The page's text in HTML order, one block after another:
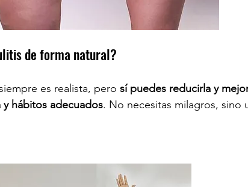
de forma natural?
es realista, pero sí puedes reducirla y
hábitos adecuados. No necesitas milagros, sino